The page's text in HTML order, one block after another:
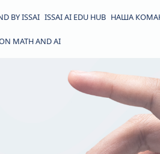
BY ISSAI ISSAI AI EDU HUB НАША
MATH AND AI